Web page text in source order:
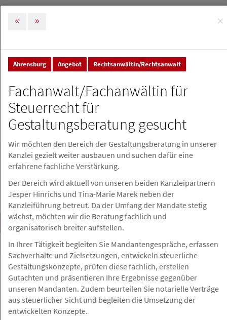
Stellenmarkt & Anzeigen Stellenanzeigen
Stellenanzeigen
Stellenanzeige erstellen
Hamburg Gesuch
10.05.2026
×
Ahrensburg Angebot Rechtsanwältin/Rechtsanwalt
Fachanwalt/Fachanwältin für
Steuerrecht für
Gestaltungsberatung gesucht
Wir möchten den Bereich der Gestaltungsberatung in unserer
Kanzlei gezielt weiter ausbauen und suchen dafür eine
erfahrene fachliche Verstärkung.
Der Bereich wird aktuell von unseren beiden Kanzleipartnern
Jesper Hinrichs und Tina-Marie Marek neben der
Kanzleiführung betreut. Da der Umfang der Mandate stetig
wächst, möchten wir die Beratung fachlich und
organisatorisch breiter aufstellen.
In Ihrer Tätigkeit begleiten Sie Mandantengespräche, erfassen
Sachverhalte und Zielsetzungen, entwickeln steuerliche
Gestaltungskonzepte, prüfen diese fachlich, erstellen
Gutachten und präsentieren Ihre Ergebnisse gegenüber
unseren Mandanten. Zudem beurteilen Sie notarielle Verträge
aus steuerlicher Sicht und begleiten die Umsetzung der
entwickelten Konzepte.